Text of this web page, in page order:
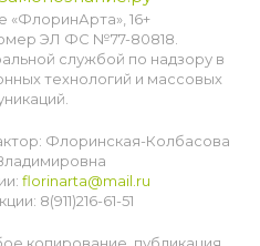
«ФлоринАрта», 16+
ЭЛ ФС №77-80818.
службой по надзору в
технологий и массовых
Флоринская-Колбасова
florinarta@mail.ru
8(911)216-61-51
копирование, публикация,